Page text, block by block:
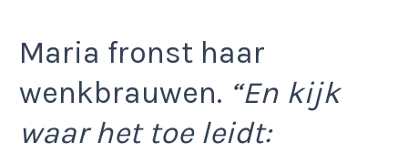
Maria fronst haar
wenkbrauwen. “En kijk
waar het toe leidt: